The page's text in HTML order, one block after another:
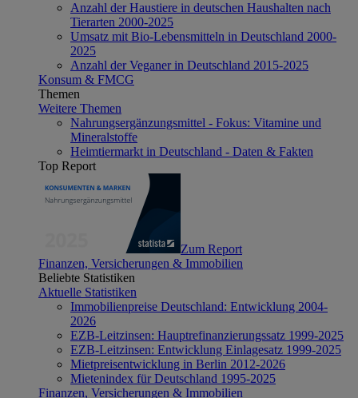
Anzahl der Haustiere in deutschen Haushalten nach
Tierarten 2000-2025
Umsatz mit Bio-Lebensmitteln in Deutschland 2000-
2025
Anzahl der Veganer in Deutschland 2015-2025
Konsum & FMCG
Themen
Weitere Themen
Nahrungsergänzungsmittel - Fokus: Vitamine und
Mineralstoffe
Heimtiermarkt in Deutschland - Daten & Fakten
Top Report
Zum Report
Finanzen, Versicherungen & Immobilien
Beliebte Statistiken
Aktuelle Statistiken
Immobilienpreise Deutschland: Entwicklung 2004-
2026
EZB-Leitzinsen: Hauptrefinanzierungssatz 1999-2025
EZB-Leitzinsen: Entwicklung Einlagesatz 1999-2025
Mietpreisentwicklung in Berlin 2012-2026
Mietenindex für Deutschland 1995-2025
Finanzen, Versicherungen & Immobilien